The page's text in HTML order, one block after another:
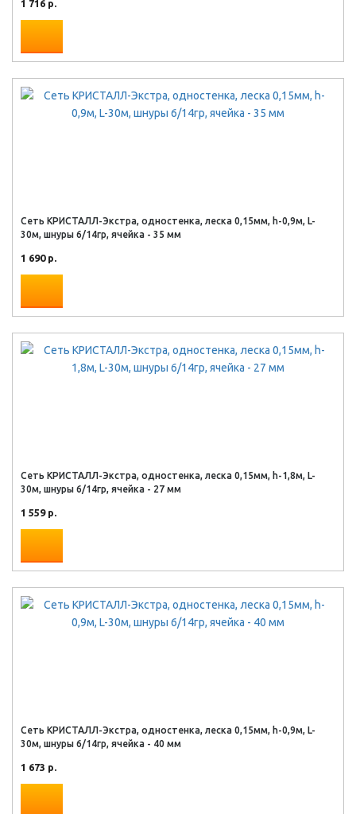
1 716 р.
Сеть КРИСТАЛЛ-Экстра, одностенка, леска 0,15мм, h-0,9м, L-
30м, шнуры 6/14гр, ячейка - 35 мм
1 690 р.
Сеть КРИСТАЛЛ-Экстра, одностенка, леска 0,15мм, h-1,8м, L-
30м, шнуры 6/14гр, ячейка - 27 мм
1 559 р.
Сеть КРИСТАЛЛ-Экстра, одностенка, леска 0,15мм, h-0,9м, L-
30м, шнуры 6/14гр, ячейка - 40 мм
1 673 р.